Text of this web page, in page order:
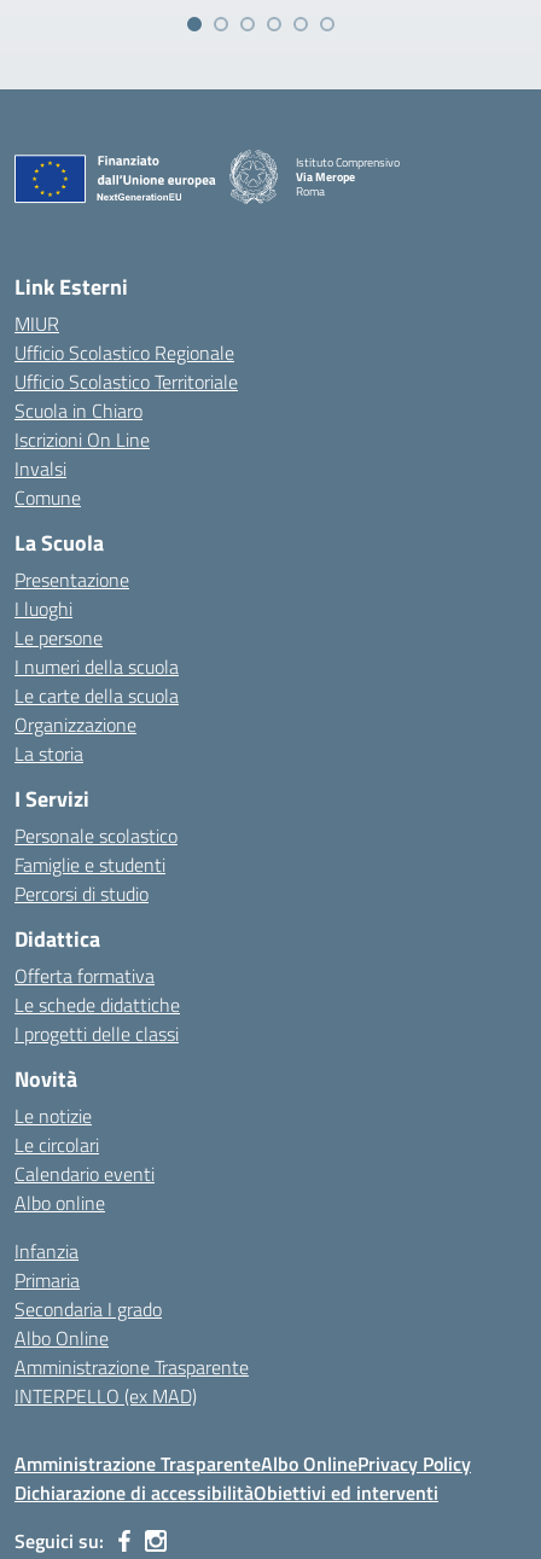
Istituto Comprensivo
Via Merope
Roma
Link Esterni
MIUR
Ufficio Scolastico Regionale
Ufficio Scolastico Territoriale
Scuola in Chiaro
Iscrizioni On Line
Invalsi
Comune
La Scuola
Presentazione
I luoghi
Le persone
I numeri della scuola
Le carte della scuola
Organizzazione
La storia
I Servizi
Personale scolastico
Famiglie e studenti
Percorsi di studio
Didattica
Offerta formativa
Le schede didattiche
I progetti delle classi
Novità
Le notizie
Le circolari
Calendario eventi
Albo online
Infanzia
Primaria
Secondaria I grado
Albo Online
Amministrazione Trasparente
INTERPELLO (ex MAD)
Amministrazione TrasparenteAlbo OnlinePrivacy Policy
Dichiarazione di accessibilitàObiettivi ed interventi
Seguici su: